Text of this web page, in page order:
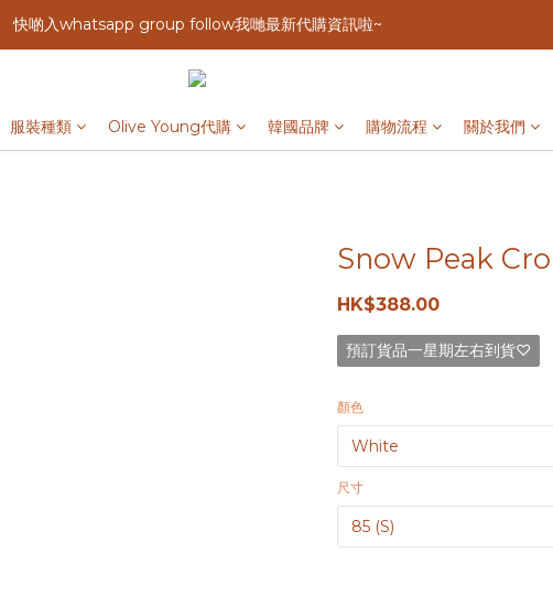
快啲入whatsapp group follow我哋最新代購資訊啦~
服裝種類 Olive Young代購 韓國品牌 購物流程 關於我們
Snow Peak
HK$388.00
預訂貨品一星期左右到貨♡
顏色
尺寸